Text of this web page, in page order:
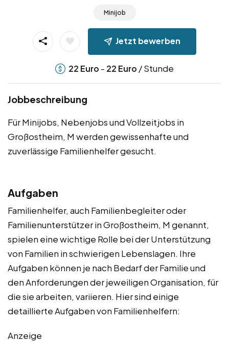
Minijob
Jetzt bewerben
22 Euro - 22 Euro / Stunde
Jobbeschreibung
Für Minijobs, Nebenjobs und Vollzeitjobs in
Großostheim, M werden gewissenhafte und
zuverlässige Familienhelfer gesucht.
Aufgaben
Familienhelfer, auch Familienbegleiter oder
Familienunterstützer in Großostheim, M genannt,
spielen eine wichtige Rolle bei der Unterstützung
von Familien in schwierigen Lebenslagen. Ihre
Aufgaben können je nach Bedarf der Familie und
den Anforderungen der jeweiligen Organisation, für
die sie arbeiten, variieren. Hier sind einige
detaillierte Aufgaben von Familienhelfern:
Anzeige